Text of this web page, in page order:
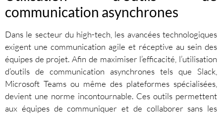
communication asynchrones
Dans le secteur du high-tech, les avancées technologiques
exigent une communication agile et réceptive au sein des
équipes de projet. Afin de maximiser l’efficacité, l’utilisation
d’outils de communication asynchrones tels que Slack,
Microsoft Teams ou même des plateformes spécialisées,
devient une norme incontournable. Ces outils permettent
aux équipes de communiquer et de collaborer sans les